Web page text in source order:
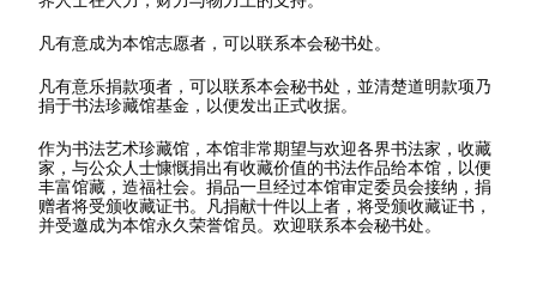
凡有意成为本馆志愿者，可以联系本会秘书处。
凡有意乐捐款项者，可以联系本会秘书处，並清楚道明款项乃
捐于书法珍藏馆基金，以便发出正式收据。
作为书法艺术珍藏馆，本馆非常期望与欢迎各界书法家，收藏
家，与公众人士慷慨捐出有收藏价值的书法作品给本馆，以便
丰富馆藏，造福社会。捐品一旦经过本馆审定委员会接纳，捐
赠者将受颁收藏证书。凡捐献十件以上者，将受颁收藏证书，
并受邀成为本馆永久荣誉馆员。欢迎联系本会秘书处。